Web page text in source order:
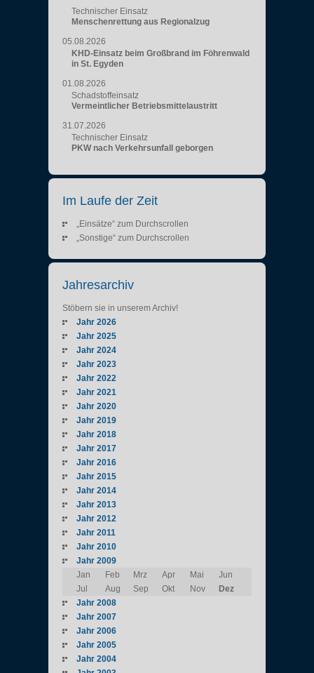
Technischer Einsatz
Menschenrettung aus Regionalzug
05.08.2026
KHD-Einsatz beim Großbrand im Föhrenwald
in St. Egyden
01.08.2026
Schadstoffeinsatz
Vermeintlicher Betriebsmittelaustritt
31.07.2026
Technischer Einsatz
PKW nach Verkehrsunfall geborgen
Im Laufe der Zeit
„Einsätze“ zum Durchscrollen
„Sonstige“ zum Durchscrollen
Jahresarchiv
Stöbern sie in unserem Archiv!
Jahr 2026
Jahr 2025
Jahr 2024
Jahr 2023
Jahr 2022
Jahr 2021
Jahr 2020
Jahr 2019
Jahr 2018
Jahr 2017
Jahr 2016
Jahr 2015
Jahr 2014
Jahr 2013
Jahr 2012
Jahr 2011
Jahr 2010
Jahr 2009
Jan
Feb Mrz Apr Mai
Jun
Jul
Aug Sep Okt Nov
Dez
Jahr 2008
Jahr 2007
Jahr 2006
Jahr 2005
Jahr 2004